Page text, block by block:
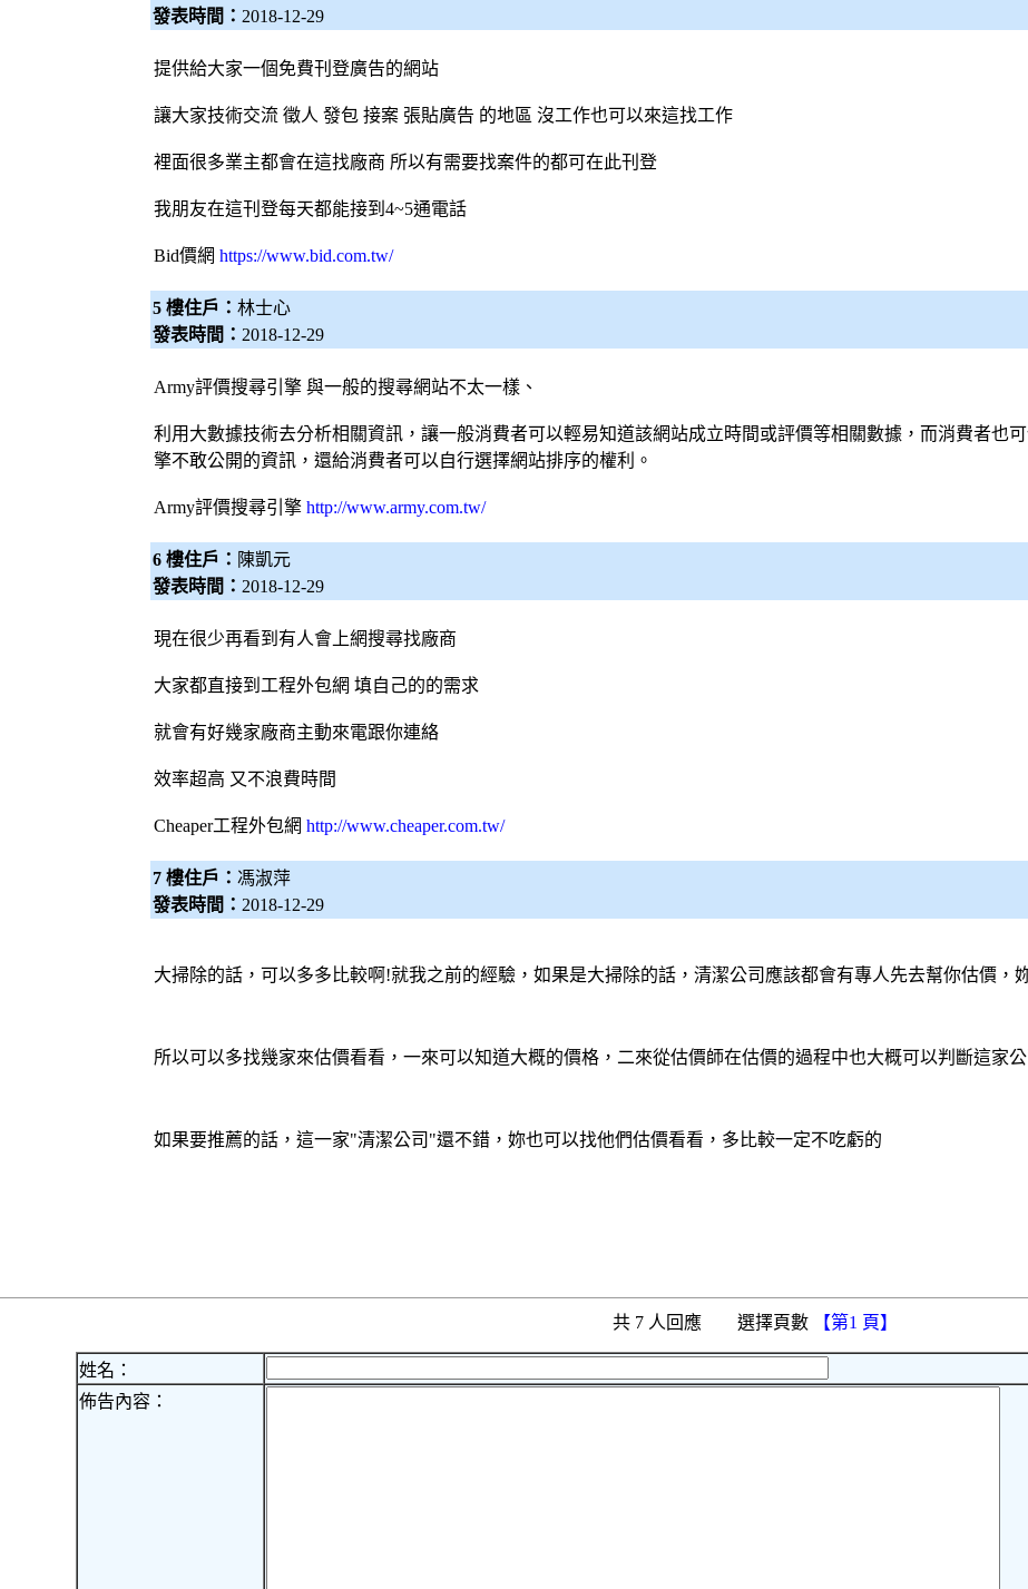
發表時間： 2018-12-29
提供給大家一個免費刊登廣告的網站
讓大家技術交流 徵人 發包 接案 張貼廣告 的地區 沒工作也可以來這找工作
裡面很多業主都會在這找廠商 所以有需要找案件的都可在此刊登
我朋友在這刊登每天都能接到4~5通電話
Bid價網 https://www.bid.com.tw/
5 樓住戶： 林士心
發表時間： 2018-12-29
Army評價搜尋引擎與一般的搜尋網站不太一樣、
利用大數據技術去分析相關資訊，讓一般消費者可以輕易知道該網站成立時間或評價等相關數據，而消費者也
擎不敢公開的資訊，還給消費者可以自行選擇網站排序的權利。
Army評價搜尋引擎 http://www.army.com.tw/
6 樓住戶： 陳凱元
發表時間： 2018-12-29
現在很少再看到有人會上網搜尋找廠商
大家都直接到工程外包網 填自己的的需求
就會有好幾家廠商主動來電跟你連絡
效率超高 又不浪費時間
Cheaper工程外包網 http://www.cheaper.com.tw/
7 樓住戶： 馮淑萍
發表時間： 2018-12-29
大掃除的話，可以多多比較啊!就我之前的經驗，如果是大掃除的話，清潔公司應該都會有專人先去幫你估價，
所以可以多找幾家來估價看看，一來可以知道大概的價格，二來從估價師在估價的過程中也大概可以判斷這家
如果要推薦的話，這一家"清潔公司"還不錯，妳也可以找他們估價看看，多比較一定不吃虧的
共 7 人回應 選擇頁數 【第1 頁】
姓名：
佈告內容：